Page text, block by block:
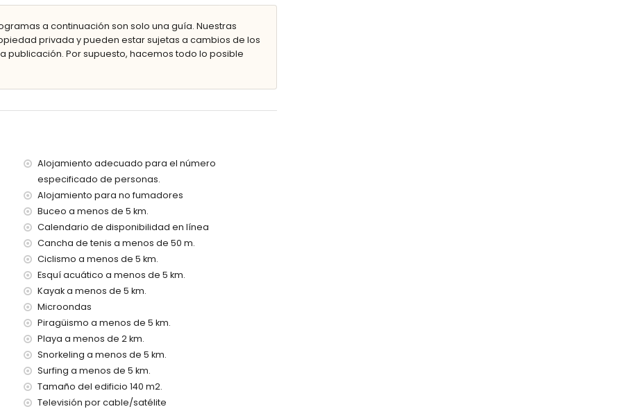
tumbonas
de la villa)
de 2 kilómetros de la villa)
de la villa)
kilómetros de la villa)
kilómetros de la villa)
kilómetros)
niños
alquiler de la villa
en Benissa, Costa Blanca
a continuación son solo una guía. Nuestras
privada y pueden estar sujetas a cambios de los
publicación. Por supuesto, hacemos todo lo posible
Alojamiento adecuado para el número
especificado de personas.
Alojamiento para no fumadores
Buceo a menos de 5 km.
Calendario de disponibilidad en línea
Cancha de tenis a menos de 50 m.
Ciclismo a menos de 5 km.
Esquí acuático a menos de 5 km.
Kayak a menos de 5 km.
Microondas
Piragüismo a menos de 5 km.
Playa a menos de 2 km.
Snorkeling a menos de 5 km.
Surfing a menos de 5 km.
Tamaño del edificio 140 m2.
Televisión por cable/satélite